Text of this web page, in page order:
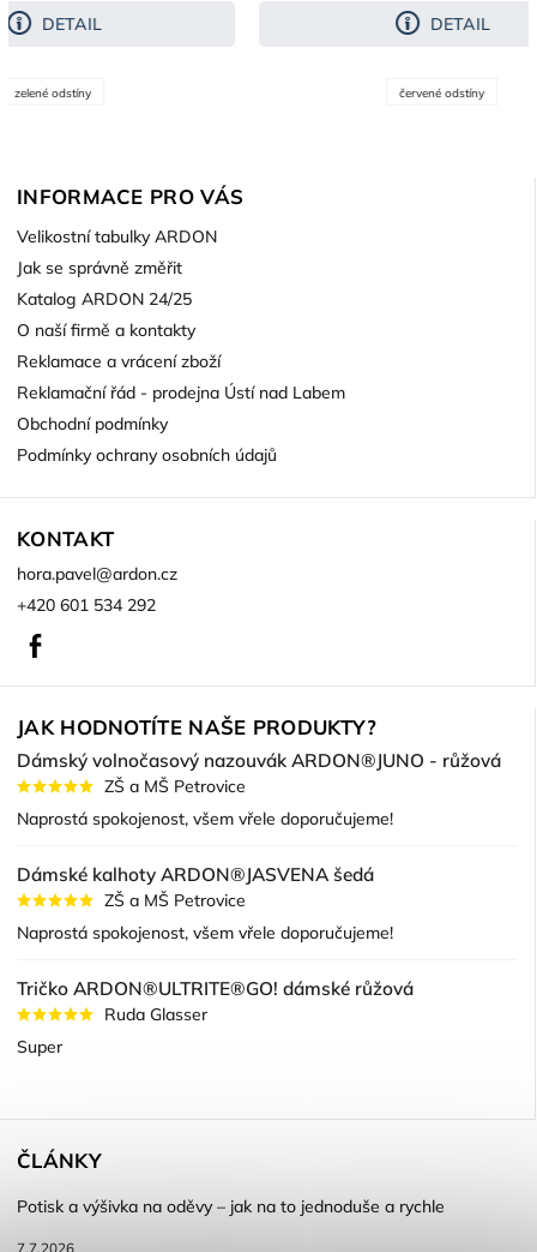
INFORMACE PRO VÁS
Velikostní tabulky ARDON
Jak se správně změřit
Katalog ARDON 24/25
O naší firmě a kontakty
Reklamace a vrácení zboží
Reklamační řád - prodejna Ústí nad Labem
Obchodní podmínky
Podmínky ochrany osobních údajů
KONTAKT
hora.pavel@ardon.cz
+420 601 534 292
JAK HODNOTÍTE NAŠE PRODUKTY?
Dámský volnočasový nazouvák ARDON®JUNO - růžová
ZŠ a MŠ Petrovice
Naprostá spokojenost, všem vřele doporučujeme!
Dámské kalhoty ARDON®JASVENA šedá
ZŠ a MŠ Petrovice
Naprostá spokojenost, všem vřele doporučujeme!
Tričko ARDON®ULTRITE®GO! dámské růžová
Ruda Glasser
Super
ČLÁNKY
Potisk a výšivka na oděvy – jak na to jednoduše a rychle
7.7.2026